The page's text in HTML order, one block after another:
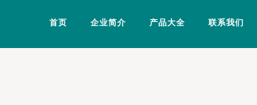
首页 企业简介 产品大全 联系我们